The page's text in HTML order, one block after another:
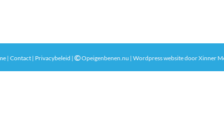
| Contact | Privacybeleid | Opeigenbenen.nu | Wordpress website doorXinner